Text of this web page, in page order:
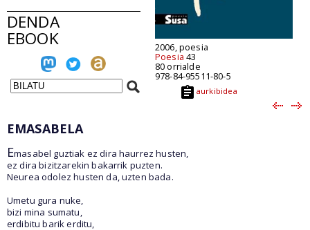
DENDA
EBOOK 2006, poesia
Poesia 43
80 orrialde
978-84-95511-80-5
aurkibidea
EMASABELA
Emasabel guztiak ez dira haurrez husten,
ez dira bizitzarekin bakarrik puzten.
Neurea odolez husten da, uzten bada.
Umetu gura nuke,
bizi mina sumatu,
erdibitu barik erditu,